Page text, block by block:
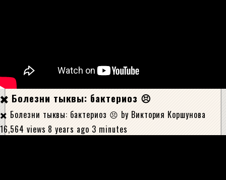
✖️ Болезни тыквы: бактериоз 😣
✖️ Болезни тыквы: бактериоз 😣 by Виктория Коршунова
16,564 views 8 years ago 3 minutes